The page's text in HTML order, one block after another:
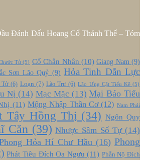
Đánh Dấu Hoang Cổ Thánh Thể – Tóm
Tử(5) Cổ Chân Nhân (10) Giang Nam(9)
Sơn Lão Quỷ (9) Hỏa Tinh Dẫn Lực
Tử(6) Loạn (7) Lão Trư (6) Lão Ưng Cật Tiểu Kê(5)
Nị (14) Mạc Mặc (13) Mại Báo Tiểu
(11) Mộng Nhập Thần Cơ(12) Nam Phái
Tây Hồng Thị (34) Ngôn Quy
Căn(39) Nhược Sâm Số Tự(14)
Hỏa Hí Chư Hầu(16) Phong
Phát Tiêu Đích Oa Ngưu (11) Phẫn Nộ Đích